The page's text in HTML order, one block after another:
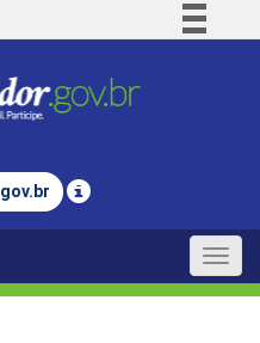
Comunica BR
Legislação
gov.br
Toggle